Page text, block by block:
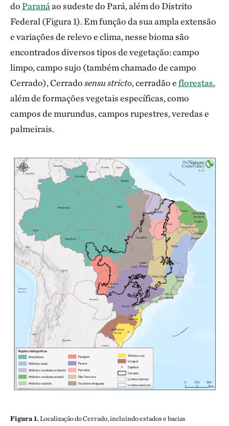
doParanáao sudeste do Pará, além do Distrito
Federal (Figura 1). Em função da sua ampla extensão
e variações de relevo e clima, nesse bioma são
encontrados diversos tipos de vegetação: campo
limpo, campo sujo (também chamado de campo
Cerrado), Cerradosensu stricto, cerradão eflorestas,
além de formações vegetais específicas, como
campos de murundus, campos rupestres, veredas e
palmeirais.
Figura 1.Localização do Cerrado, incluindo estados e bacias